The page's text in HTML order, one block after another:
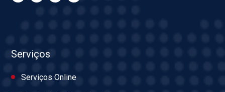
Serviços
Serviços Online